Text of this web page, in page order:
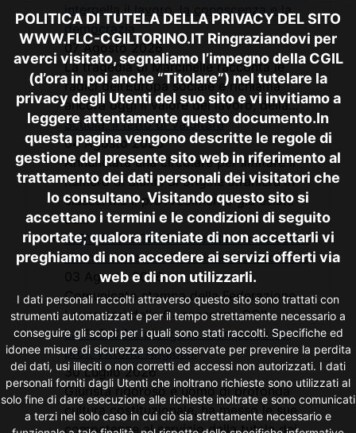
interpella il lavoro, la conoscenza e la
democrazia
07 Agosto 2026
La tragedia di Marcinelle racconta le
radici dell’Europa sociale e richiama
ancora oggi il valore del lavoro, della...
Scuola, il tetto di Valditara
04 Agosto 2026
Annunciata una circolare per limitare il
numero di alunni di origine straniera in
classe. Ma il provvedimento già esiste
ed...
INGV, FLC CGIL: Solidarietà ai ricercatori
vittime dell’episodio intimidatorio di Lula
03 Agosto 2026
Comunicato stampa della Federazione
Lavoratori della Conoscenza CGIL
La FLC CGIL piange la scomparsa del
prof. Vittorio Angiolini
30 Luglio 2026
Giurista rigoroso e uomo di profonda
cultura costituzionale, ha messo le sue
competenze al servizio della tutela dei
POLITICA DI TUTELA DELLA PRIVACY DEL SITO
WWW.FLC-CGILTORINO.IT Ringraziandovi per
averci visitato, segnaliamo l’impegno della CGIL
(d’ora in poi anche “Titolare”) nel tutelare la
privacy degli Utenti del suo sito e vi invitiamo a
leggere attentamente questo documento.In
questa pagina vengono descritte le regole di
gestione del presente sito web in riferimento al
trattamento dei dati personali dei visitatori che
lo consultano. Visitando questo sito si
accettano i termini e le condizioni di seguito
riportate; qualora riteniate di non accettarli vi
preghiamo di non accedere ai servizi offerti via
web e di non utilizzarli.
I dati personali raccolti attraverso questo sito sono trattati con
strumenti automatizzati e per il tempo strettamente necessario a
conseguire gli scopi per i quali sono stati raccolti. Specifiche ed
idonee misure di sicurezza sono osservate per prevenire la perdita
dei dati, usi illeciti o non corretti ed accessi non autorizzati. I dati
personali forniti dagli Utenti che inoltrano richieste sono utilizzati al
solo fine di dare esecuzione alle richieste inoltrate e sono comunicati
a terzi nel solo caso in cui ciò sia strettamente necessario e